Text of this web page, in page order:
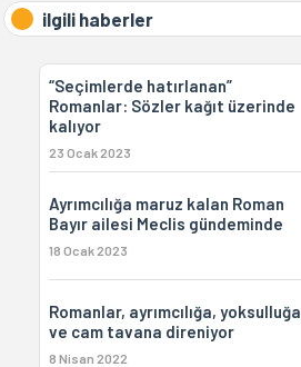
ilgili haberler
“Seçimlerde hatırlanan”
Romanlar: Sözler kağıt üzerinde
kalıyor
23 Ocak 2023
Ayrımcılığa maruz kalan Roman
Bayır ailesi Meclis gündeminde
18 Ocak 2023
Romanlar, ayrımcılığa, yoksulluğa
ve cam tavana direniyor
8 Nisan 2022